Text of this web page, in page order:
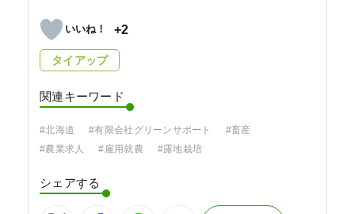
+2
タイアップ
関連キーワード
#北海道 #有限会社グリーンサポート
#畜産
#農業求人
#雇用就農 #露地栽培
シェアする